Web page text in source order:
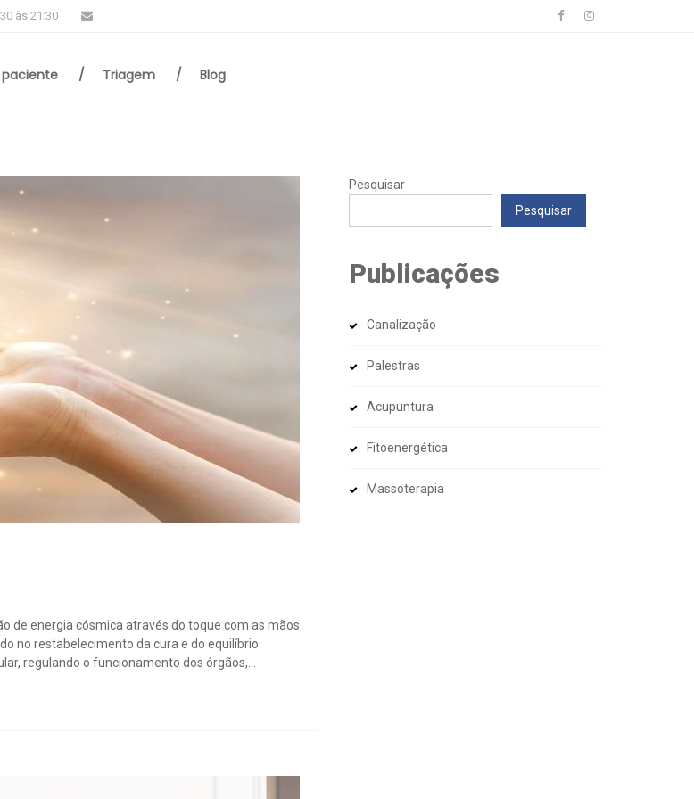
às 21:30
paciente Triagem Blog
de energia cósmica através do toque com as mãos
no restabelecimento da cura e do equilíbrio
regulando o funcionamento dos órgãos,...
Pesquisar
Pesquisar
Publicações
Canalização
Palestras
Acupuntura
Fitoenergética
Massoterapia